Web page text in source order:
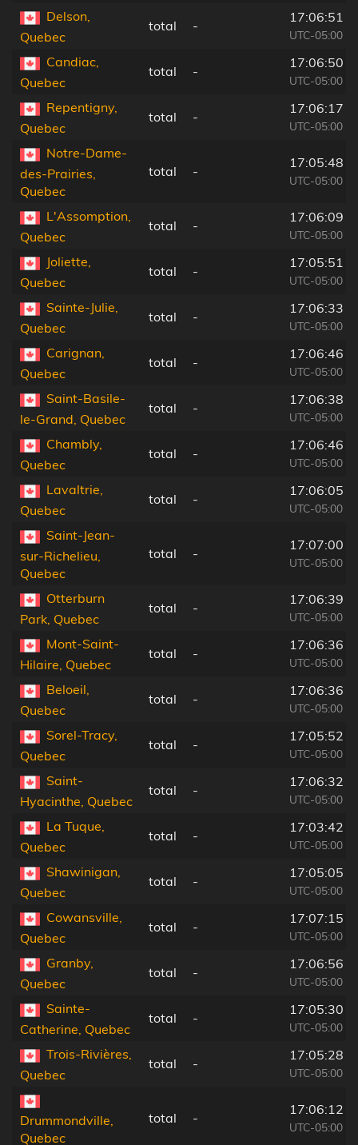
Delson,
Quebec
total -
17:06:51
UTC-05:00
Candiac,
Quebec
total -
17:06:50
UTC-05:00
Repentigny,
Quebec
total -
17:06:17
UTC-05:00
Notre-Dame-
des-Prairies,
Quebec
total -
17:05:48
UTC-05:00
L'Assomption,
Quebec
total -
17:06:09
UTC-05:00
Joliette,
Quebec
total -
17:05:51
UTC-05:00
Sainte-Julie,
Quebec
total -
17:06:33
UTC-05:00
Carignan,
Quebec
total -
17:06:46
UTC-05:00
Saint-Basile-
le-Grand, Quebec
total -
17:06:38
UTC-05:00
Chambly,
Quebec
total -
17:06:46
UTC-05:00
Lavaltrie,
Quebec
total -
17:06:05
UTC-05:00
Saint-Jean-
sur-Richelieu,
Quebec
total -
17:07:00
UTC-05:00
Otterburn
Park, Quebec
total -
17:06:39
UTC-05:00
Mont-Saint-
Hilaire, Quebec
total -
17:06:36
UTC-05:00
Beloeil,
Quebec
total -
17:06:36
UTC-05:00
Sorel-Tracy,
Quebec
total -
17:05:52
UTC-05:00
Saint-
Hyacinthe, Quebec
total -
17:06:32
UTC-05:00
La Tuque,
Quebec
total -
17:03:42
UTC-05:00
Shawinigan,
Quebec
total -
17:05:05
UTC-05:00
Cowansville,
Quebec
total -
17:07:15
UTC-05:00
Granby,
Quebec
total -
17:06:56
UTC-05:00
Sainte-
Catherine, Quebec
total -
17:05:30
UTC-05:00
Trois-Rivières,
Quebec
total -
17:05:28
UTC-05:00
Drummondville,
Quebec
total -
17:06:12
UTC-05:00